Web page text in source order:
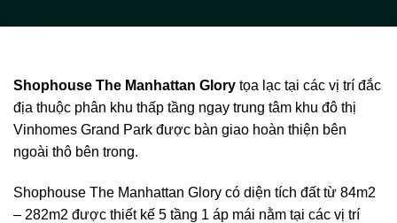
Shophouse The Manhattan Glory tọa lạc tại các vị trí đắc
địa thuộc phân khu thấp tầng ngay trung tâm khu đô thị
Vinhomes Grand Park được bàn giao hoàn thiện bên
ngoài thô bên trong.
Shophouse The Manhattan Glory có diện tích đất từ 84m2
– 282m2 được thiết kế 5 tầng 1 áp mái nằm tại các vị trí